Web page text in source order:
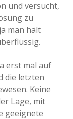
und versucht,
zu
man hält
erst mal auf
die letzten
Keine
Lage, mit
geeignete